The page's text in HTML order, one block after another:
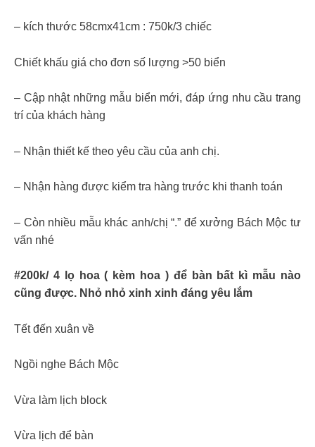
– kích thước 58сmх41сm : 750k/3 сһ𝗂ếс
Chiết khấu giá cho đơn số lượng >50 biển
– Cập nhật những mẫu biển mới, đáp ứng nhu cầu trang
trí của khách hàng
– Nhận thiết kế theo yêu cầu của anh chị.
– Nhận hàng được kiểm tra hàng trước khi thanh toán
– Còn nhiều mẫu khác anh/chị “.” để xưởng Bách Mộc tư
vấn nhé
#200k/ 4 lọ hoa ( kèm hoa ) để bàn bất kì mẫu nào
cũng được. Nhỏ nhỏ xinh xinh đáng yêu lắm
Tết đến xuân về
Ngồi nghe Bách Mộc
Vừa làm lịch block
Vừa lịch để bàn